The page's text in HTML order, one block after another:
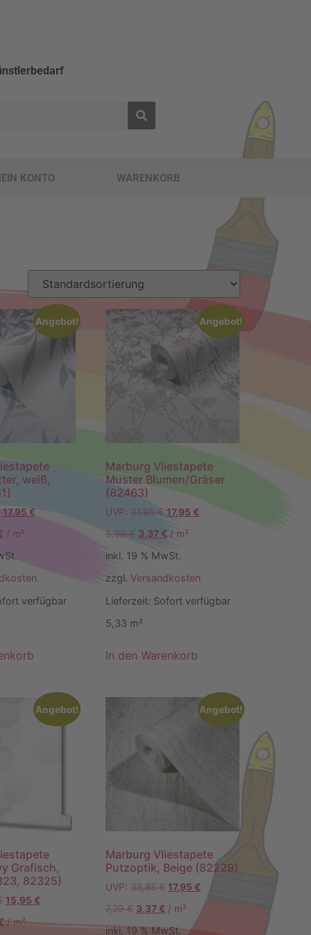
KONTO WARENKORB
Angebot!
weiß,
17,95 €
/ m²
verfügbar
Angebot!
Marburg Vliestapete
Muster Blumen/Gräser
(82463)
UVP: 31,95€ 17,95 €
5,99€ 3,37€ / m²
inkl. 19 % MwSt.
zzgl. Versandkosten
Lieferzeit: Sofort verfügbar
5,33 m²
In den Warenkorb
Angebot!
Grafisch,
82325)
15,95 €
/m²
Angebot!
Marburg Vliestapete
Putzoptik, Beige (82229)
UVP: 38,85€ 17,95 €
7,29€ 3,37 € / m²
inkl. 19 % MwSt.